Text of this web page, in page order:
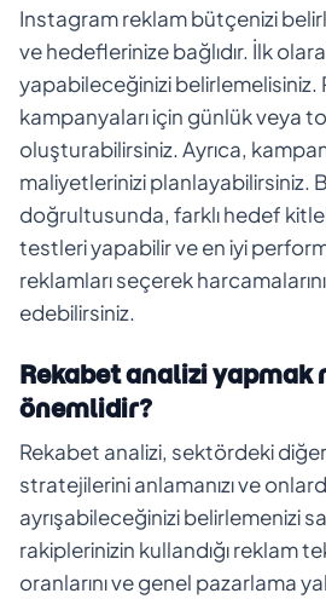
Instagram reklam bütçenizi
ve hedeflerinize bağlıdır. İlk
yapabileceğinizi belirlemelisiniz.
kampanyaları için günlük veya
oluşturabilirsiniz. Ayrıca,
maliyetlerinizi planlayabilirsiniz.
doğrultusunda, farklı hedef
testleri yapabilir ve en iyi
reklamları seçerek
edebilirsiniz.
Rekabet analizi yapmak
önemlidir?
Rekabet analizi, sektördeki
stratejilerini anlamanızı ve
ayrışabileceğinizi belirlemenizi
rakiplerinizin kullandığı reklam
oranlarını ve genel pazarlama